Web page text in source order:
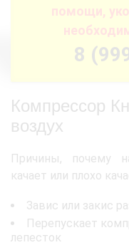
помощи,
8
Компрессор
воздух
Причины, почему
качает или плохо
Завис или закис
Перепускает
лепесток